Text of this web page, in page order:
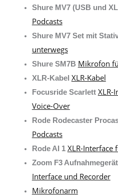
Shure MV7 (USB und
Podcasts
Shure MV7 Set mit
unterwegs
Shure SM7B Mikrofon
XLR-Kabel XLR-Kabel
Focusride Scarlett XLR-
Voice-Over
Rode Rodecaster
Podcasts
Rode AI 1 XLR-Interface
Zoom F3
Interface und Recorder
Mikrofonarm